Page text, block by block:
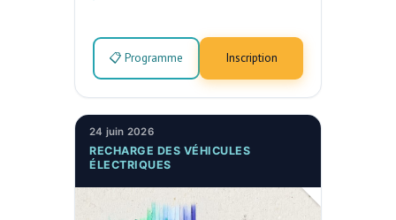
📋 Programme Inscription
24 juin 2026
RECHARGE DES VÉHICULES
ÉLECTRIQUES